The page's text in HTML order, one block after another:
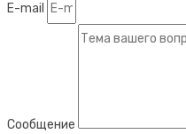
E-mail
Сообщение